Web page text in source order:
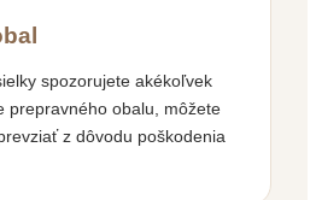
spozorujete akékoľvek
prepravného obalu, môžete
z dôvodu poškodenia